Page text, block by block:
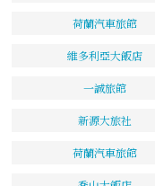
荷蘭汽車旅館
維多利亞大飯店
一誠旅館
新源大旅社
荷蘭汽車旅館